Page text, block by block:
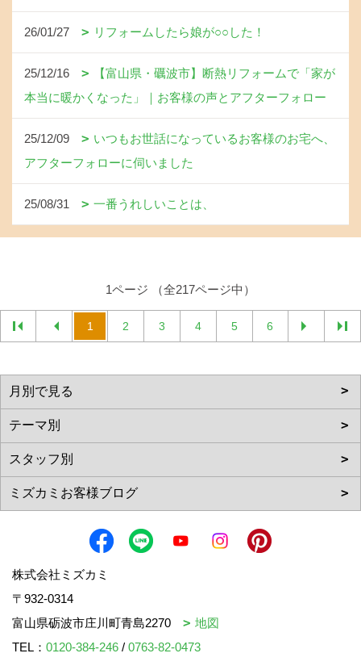
26/01/27 リフォームしたら娘が○○した！
25/12/16
【富山県・礪波市】断熱リフォームで「家が
本当に暖かくなった」｜お客様の声とアフターフォロー
25/12/09
いつもお世話になっているお客様のお宅へ、
アフターフォローに伺いました
25/08/31 一番うれしいことは、
1ページ （全217ページ中）
1 2 3 4 5 6
株式会社ミズカミ
〒932-0314
富山県砺波市庄川町青島2270
地図
TEL： 0120-384-246 / 0763-82-0473